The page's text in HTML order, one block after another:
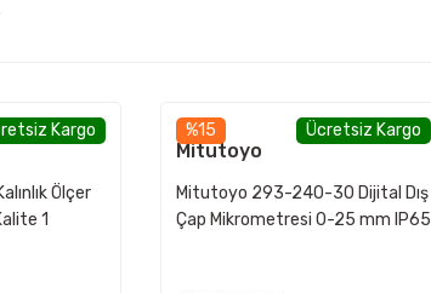
Kargo
Ölçer
1
%15 Ücretsiz Kargo
Mitutoyo
Mitutoyo 293-240-30 Dijital Dış
Çap Mikrometresi 0-25 mm IP65